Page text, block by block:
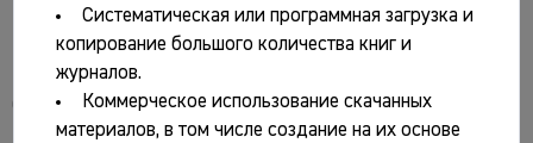
Основные сведения
Основные сведения
Систематическая или программная загрузка и
копирование большого количества книг и
журналов.
Коммерческое использование скачанных
материалов, в том числе создание на их основе